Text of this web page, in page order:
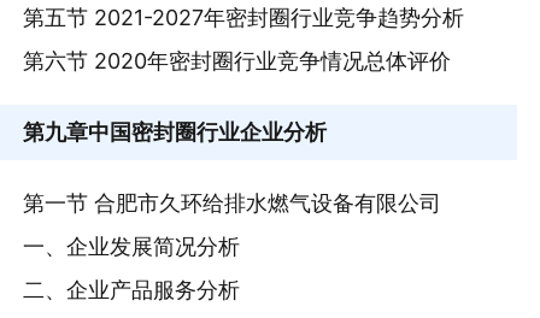
第五节 2021-2027年密封圈行业竞争趋势分析
第六节 2020年密封圈行业竞争情况总体评价
第九章中国密封圈行业企业分析
第一节 合肥市久环给排水燃气设备有限公司
一、企业发展简况分析
二、企业产品服务分析